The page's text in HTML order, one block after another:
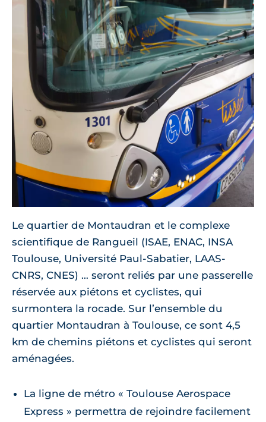
Le quartier de Montaudran et le complexe
scientifique de Rangueil (ISAE, ENAC, INSA
Toulouse, Université Paul-Sabatier, LAAS-
CNRS, CNES) … seront reliés par une passerelle
réservée aux piétons et cyclistes, qui
surmontera la rocade. Sur l’ensemble du
quartier Montaudran à Toulouse, ce sont 4,5
km de chemins piétons et cyclistes qui seront
aménagées.
La ligne de métro « Toulouse Aerospace
Express » permettra de rejoindre facilement